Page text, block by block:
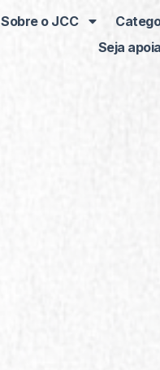
Sobre o JCC
Seja